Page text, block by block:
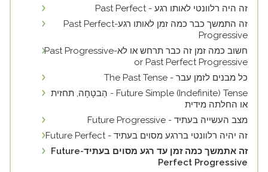
זה היה רלוונטי לאותו רגע - Past Perfect
זה התמשך כבר כמה זמן לאותו רגע-Past Perfect
Progressive
חשוב כמה זמן זה כבר תרחש או לא-Past Progressive
or Past Perfect Progressive
כל מבנים לזמן עבר - The Past Tense
Future Simple (Indefinite) Tense - הַבטָחָה, תחזית
או החלתה מידית
מצב העשייה בעתיד - Future Progressive
זה יהיה רלוונטי בררגע מסוים בעתיד - Future Perfect
זה אתמשך כמה זמן עד רגע מסוים בעתיד-Future
Perfect Progressive